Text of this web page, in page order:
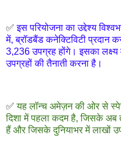
✅इस परियोजना का उद्देश्य
में, ब्रॉडबैंड कनेक्टिविटी प्रदान
3,236 उपग्रह होंगे। इसका
उपग्रहों की तैनाती करना है।
✅यह लॉन्च अमेज़न की ओर से
दिशा में पहला कदम है, जिसके
हैं और जिसके दुनियाभर में लाखों